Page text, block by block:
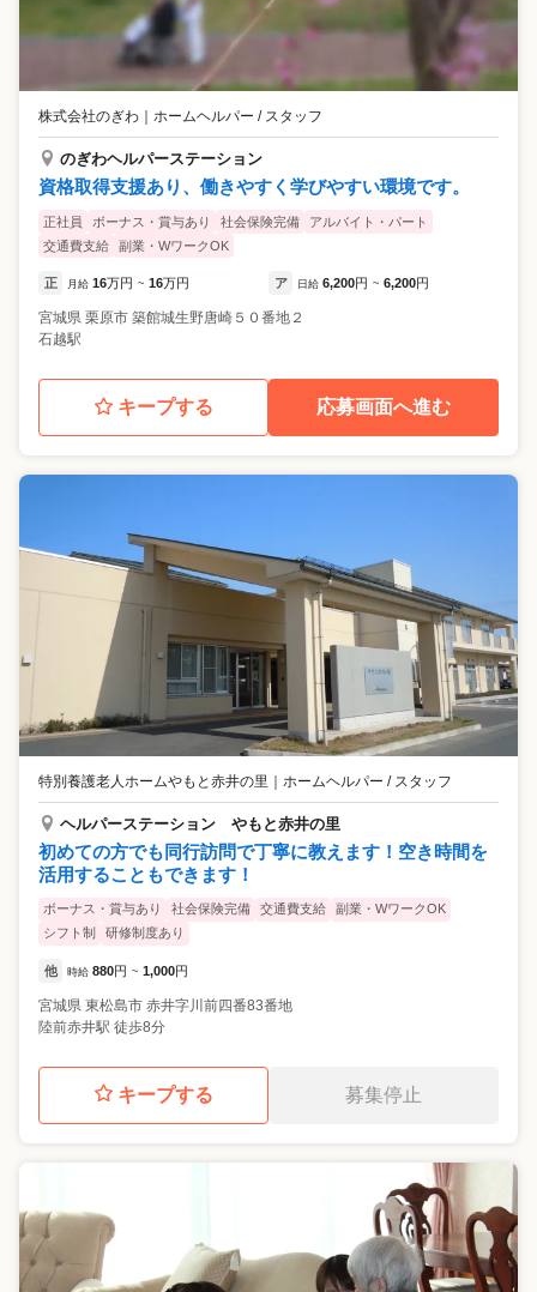
株式会社のぎわ ホームヘルパー / スタッフ
のぎわヘルパーステーション
資格取得支援あり、働きやすく学びやすい環境です。
正社員 ボーナス・賞与あり 社会保険完備
アルバイト・パート
交通費支給
副業・WワークOK
正 月給 16万円 ~ 16万円 ア 日給 6,200円 ~ 6,200円
宮城県 栗原市 築館城生野唐崎５０番地２
石越駅
キープする 応募画面へ進む
特別養護老人ホームやもと赤井の里 ｜ ホームヘルパー / スタッフ
ヘルパーステーション やもと赤井の里
初めての方でも同行訪問で丁寧に教えます！空き時間を
活用することもできます！
ボーナス・賞与あり 社会保険完備 交通費支給
副業・WワークOK
シフト制
研修制度あり
他 時給 880円 ~ 1,000円
宮城県 東松島市 赤井字川前四番83番地
陸前赤井駅 徒歩8分
キープする 募集停止